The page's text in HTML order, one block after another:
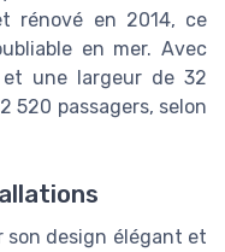
rénové en 2014, ce
en mer. Avec
une largeur de 32
520 passagers, selon
son design élégant et